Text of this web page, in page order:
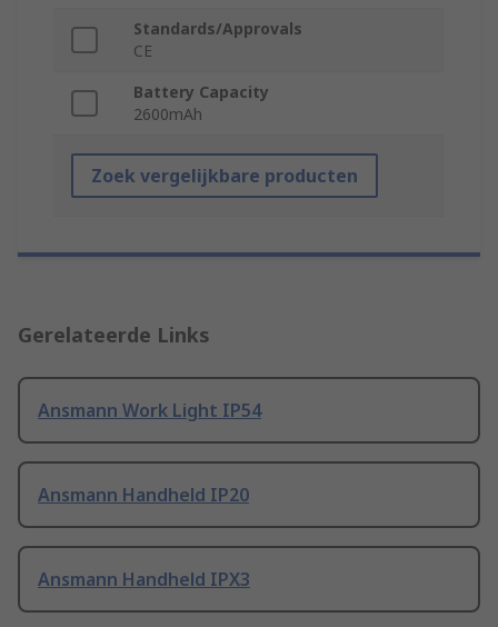
Standards/Approvals
CE
Battery Capacity
2600mAh
Zoek vergelijkbare producten
Gerelateerde Links
Ansmann Work Light IP54
Ansmann Handheld IP20
Ansmann Handheld IPX3